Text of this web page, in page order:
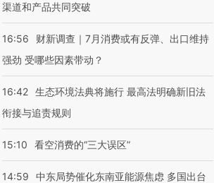
渠道和产品共同突破
16:56
财新调查｜7月消费或有反弹、出口维持
强劲 受哪些因素带动？
16:42 生态环境法典将施行 最高法明确新旧法
衔接与追责规则
15:10 看空消费的“三大误区”
14:59
中东局势催化东南亚能源焦虑 多国出台